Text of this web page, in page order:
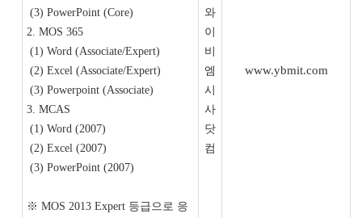
(3) PowerPoint (Core)
2. MOS 365
(1) Word (Associate/Expert)
(2) Excel (Associate/Expert)
(3) Powerpoint (Associate)
3. MCAS
(1) Word (2007)
(2) Excel (2007)
(3) PowerPoint (2007)
※ MOS 2013 Expert 등급으로 응
와
이
비
엠
시
사
닷
컴
www.ybmit.com